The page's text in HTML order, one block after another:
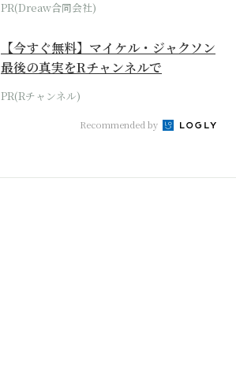
PR(Dreaw合同会社)
【今すぐ無料】マイケル・ジャクソン
最後の真実をRチャンネルで
PR(Rチャンネル)
Recommended by